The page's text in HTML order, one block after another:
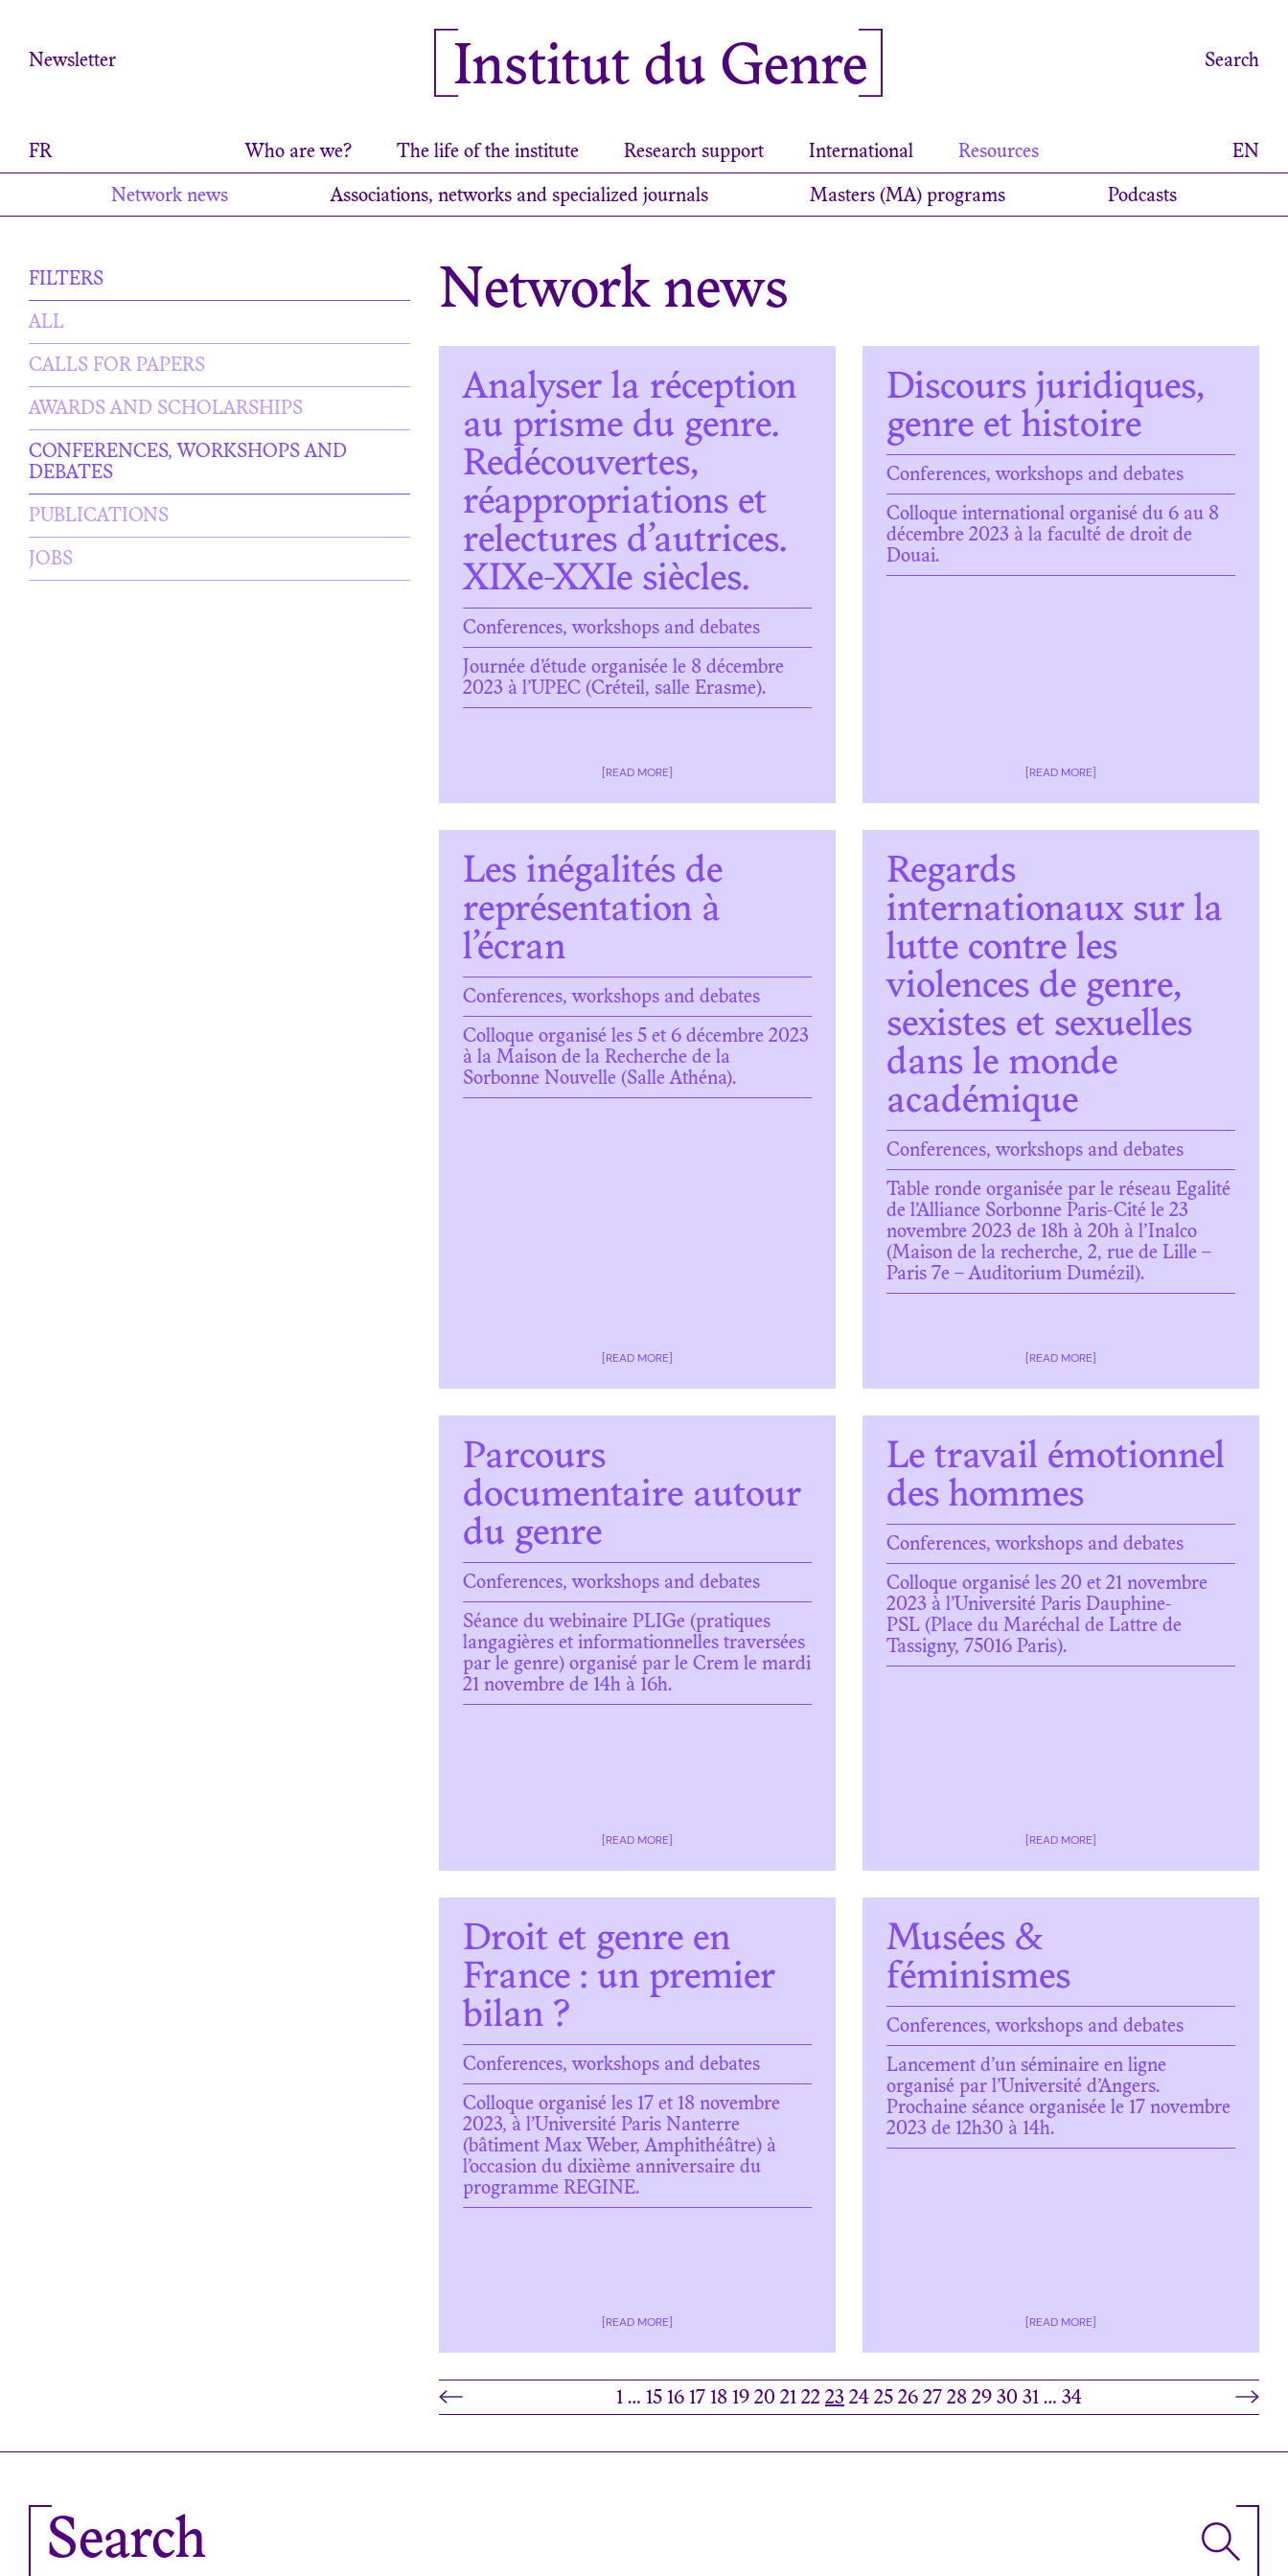
Newsletter Institut du Genre Search
FR Who are we? The life of the institute Research support International Resources EN
Network news Associations, networks and specialized journals Masters (MA) programs Podcasts
FILTERS
ALL
CALLS FOR PAPERS
AWARDS AND SCHOLARSHIPS
CONFERENCES, WORKSHOPS AND
DEBATES
PUBLICATIONS
JOBS
Network news
Analyser la réception
au prisme du genre.
Redécouvertes,
réappropriations et
relectures d’autrices.
XIXe-XXIe siècles.
Conferences, workshops and debates
Journée d’étude organisée le 8 décembre
2023 à l’UPEC (Créteil, salle Erasme).
[READ MORE]
Discours juridiques,
genre et histoire
Conferences, workshops and debates
Colloque international organisé du 6 au 8
décembre 2023 à la faculté de droit de
Douai.
[READ MORE]
Les inégalités de
représentation à
l’écran
Conferences, workshops and debates
Colloque organisé les 5 et 6 décembre 2023
à la Maison de la Recherche de la
Sorbonne Nouvelle (Salle Athéna).
[READ MORE]
Regards
internationaux sur la
lutte contre les
violences de genre,
sexistes et sexuelles
dans le monde
académique
Conferences, workshops and debates
Table ronde organisée par le réseau Egalité
de l’Alliance Sorbonne Paris-Cité le 23
novembre 2023 de 18h à 20h à l’Inalco
(Maison de la recherche, 2, rue de Lille –
Paris 7e – Auditorium Dumézil).
[READ MORE]
Parcours
documentaire autour
du genre
Conferences, workshops and debates
Séance du webinaire PLIGe (pratiques
langagières et informationnelles traversées
par le genre) organisé par le Crem le mardi
21 novembre de 14h à 16h.
[READ MORE]
Le travail émotionnel
des hommes
Conferences, workshops and debates
Colloque organisé les 20 et 21 novembre
2023 à l’Université Paris Dauphine-
PSL (Place du Maréchal de Lattre de
Tassigny, 75016 Paris).
[READ MORE]
Droit et genre en
France : un premier
bilan ?
Conferences, workshops and debates
Colloque organisé les 17 et 18 novembre
2023, à l’Université Paris Nanterre
(bâtiment Max Weber, Amphithéâtre) à
l’occasion du dixième anniversaire du
programme REGINE.
[READ MORE]
Musées &
féminismes
Conferences, workshops and debates
Lancement d’un séminaire en ligne
organisé par l’Université d’Angers.
Prochaine séance organisée le 17 novembre
2023 de 12h30 à 14h.
[READ MORE]
1 … 15 16 17 18 19 20 21 22 23 24 25 26 27 28 29 30 31 … 34
Search